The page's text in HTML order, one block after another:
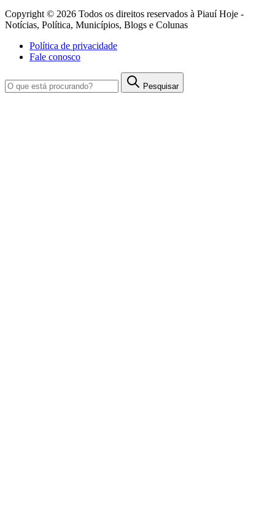
Copyright © 2026 Todos os direitos reservados à Piauí Hoje -
Notícias, Política, Municípios, Blogs e Colunas
Política de privacidade
Fale conosco
Pesquisar